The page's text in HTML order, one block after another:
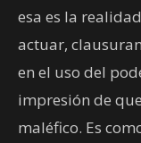
esa es la
actuar,
en el uso del
impresión de
maléfico. Es